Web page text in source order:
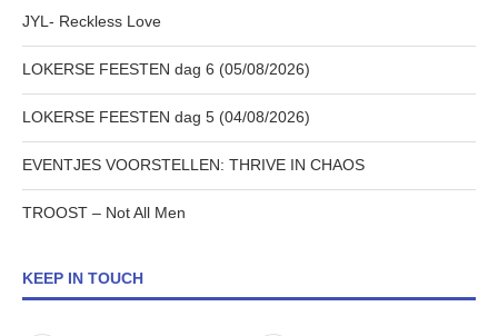
JYL- Reckless Love
LOKERSE FEESTEN dag 6 (05/08/2026)
LOKERSE FEESTEN dag 5 (04/08/2026)
EVENTJES VOORSTELLEN: THRIVE IN CHAOS
TROOST – Not All Men
KEEP IN TOUCH